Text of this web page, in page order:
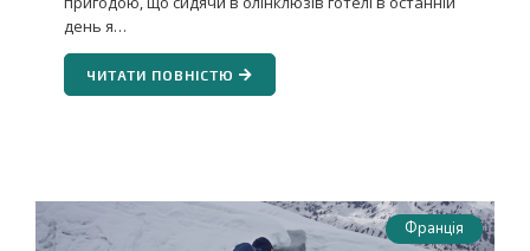
день я…
ЧИТАТИ ПОВНІСТЮ
Франція